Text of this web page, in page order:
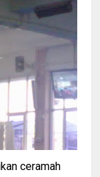
ceramah